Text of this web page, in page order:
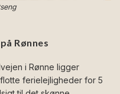
Rønnes
i Rønne ligger
ferielejligheder for 5